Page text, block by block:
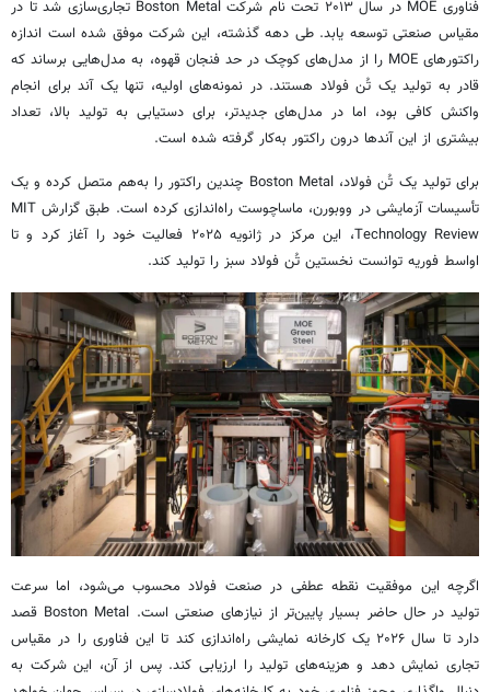
فناوری MOE در سال ۲۰۱۳ تحت نام شرکت Boston Metal تجاری‌سازی شد تا در
مقیاس صنعتی توسعه یابد. طی دهه گذشته، این شرکت موفق شده است اندازه
راکتورهای MOE را از مدل‌های کوچک در حد فنجان قهوه، به مدل‌هایی برساند که
قادر به تولید یک تُن فولاد هستند. در نمونه‌های اولیه، تنها یک آند برای انجام
واکنش کافی بود، اما در مدل‌های جدیدتر، برای دستیابی به تولید بالا، تعداد
بیشتری از این آندها درون راکتور به‌کار گرفته شده است.
برای تولید یک تُن فولاد، Boston Metal چندین راکتور را به‌هم متصل کرده و یک
تأسیسات آزمایشی در ووبورن، ماساچوست راه‌اندازی کرده است. طبق گزارش MIT
Technology Review، این مرکز در ژانویه ۲۰۲۵ فعالیت خود را آغاز کرد و تا
اواسط فوریه توانست نخستین تُن فولاد سبز را تولید کند.
اگرچه این موفقیت نقطه عطفی در صنعت فولاد محسوب می‌شود، اما سرعت
تولید در حال حاضر بسیار پایین‌تر از نیازهای صنعتی است. Boston Metal قصد
دارد تا سال ۲۰۲۶ یک کارخانه نمایشی راه‌اندازی کند تا این فناوری را در مقیاس
تجاری نمایش دهد و هزینه‌های تولید را ارزیابی کند. پس از آن، این شرکت به